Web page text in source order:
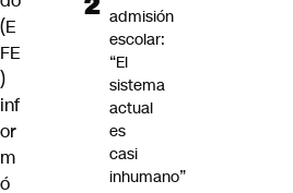
(E
FE
)
inf
or
m
ó
admisión
escolar:
“El
sistema
actual
es
casi
inhumano”